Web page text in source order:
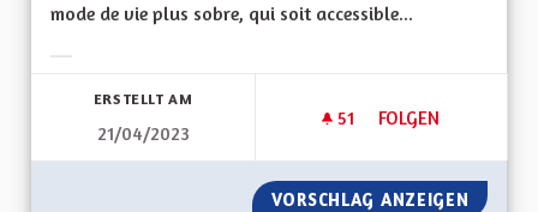
mode de vie plus sobre, qui soit accessible...
ERSTELLT AM
21/04/2023
51 51 FOLLOWER
FOLGEN
PROMOUVOIR UN
VORSCHLAG ANZEIGEN